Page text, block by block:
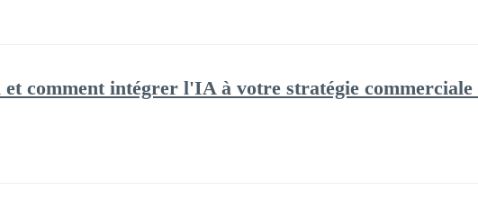
comment intégrer l'IA à votre stratégie commerciale